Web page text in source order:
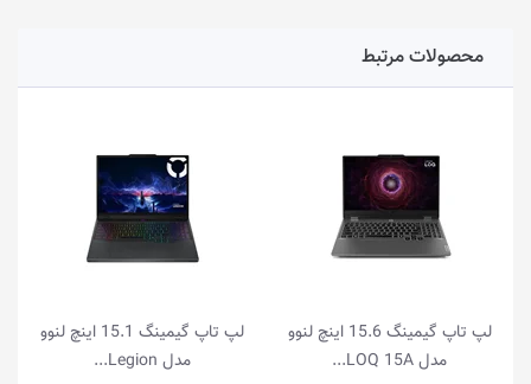
محصولات مرتبط
لپ تاپ گیمینگ 15.6 اینچ لنوو
مدل LOQ 15A...
لپ تاپ گیمینگ 15.1 اینچ لنوو
مدل Legion...